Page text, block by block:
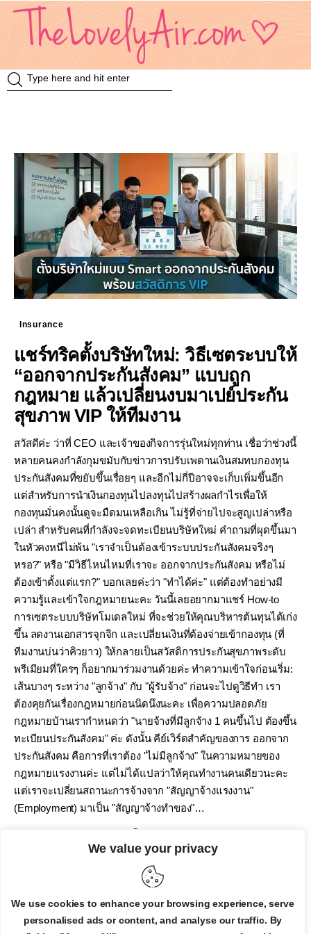
We value your privacy
We use cookies to enhance your browsing experience, serve
personalised ads or content, and analyse our traffic. By
Knowledge
Insurance
VDO
Event & Activities
Insurance
แชร์ทริคตั้งบริษัทใหม่: วิธีเซตระบบให้
“ออกจากประกันสังคม” แบบถูก
กฎหมาย แล้วเปลี่ยนงบมาเปย์ประกัน
สุขภาพ VIP ให้ทีมงาน
สวัสดีค่ะ ว่าที่ CEO และเจ้าของกิจการรุ่นใหม่ทุกท่าน เชื่อว่าช่วงนี้
หลายคนคงกำลังกุมขมับกับข่าวการปรับเพดานเงินสมทบกองทุน
ประกันสังคมที่ขยับขึ้นเรื่อยๆ และอีกไม่กี่ปีอาจจะเก็บเพิ่มขึ้นอีก
แต่สำหรับการนำเงินกองทุนไปลงทุนไปสร้างผลกำไรเพื่อให้
กองทุนมั่นคงนั้นดูจะมืดมนเหลือเกิน ไม่รู้ที่จ่ายไปจะสูญเปล่าหรือ
เปล่า สำหรับคนที่กำลังจะจดทะเบียนบริษัทใหม่ คำถามที่ผุดขึ้นมา
ในหัวคงหนีไม่พ้น "เราจำเป็นต้องเข้าระบบประกันสังคมจริงๆ
หรอ?" หรือ "มีวิธีไหนไหมที่เราจะ ออกจากประกันสังคม หรือไม่
ต้องเข้าตั้งแต่แรก?" บอกเลยค่ะว่า "ทำได้ค่ะ" แต่ต้องทำอย่างมี
ความรู้และเข้าใจกฎหมายนะคะ วันนี้เลยอยากมาแชร์ How-to
การเซตระบบบริษัทโมเดลใหม่ ที่จะช่วยให้คุณบริหารต้นทุนได้เก่ง
ขึ้น ลดงานเอกสารจุกจิก และเปลี่ยนเงินที่ต้องจ่ายเข้ากองทุน (ที่
ทีมงานบ่นว่าคิวยาว) ให้กลายเป็นสวัสดิการประกันสุขภาพระดับ
พรีเมียมที่ใครๆ ก็อยากมาร่วมงานด้วยค่ะ ทำความเข้าใจก่อนเริ่ม:
เส้นบางๆ ระหว่าง "ลูกจ้าง" กับ "ผู้รับจ้าง" ก่อนจะไปดูวิธีทำ เรา
ต้องคุยกันเรื่องกฎหมายก่อนนิดนึงนะคะ เพื่อความปลอดภัย
กฎหมายบ้านเรากำหนดว่า "นายจ้างที่มีลูกจ้าง 1 คนขึ้นไป ต้องขึ้น
ทะเบียนประกันสังคม" ค่ะ ดังนั้น คีย์เวิร์ดสำคัญของการ ออกจาก
ประกันสังคม คือการที่เราต้อง "ไม่มีลูกจ้าง" ในความหมายของ
กฎหมายแรงงานค่ะ แต่ไม่ได้แปลว่าให้คุณทำงานคนเดียวนะคะ
แต่เราจะเปลี่ยนสถานะการจ้างจาก "สัญญาจ้างแรงงาน"
(Employment) มาเป็น "สัญญาจ้างทำของ"…